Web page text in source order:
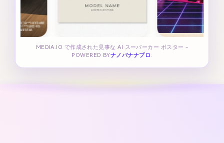
MEDIA.IO で作成された見事な AI スーパーカー ポスター -
POWERED BYナノバナナプロ.